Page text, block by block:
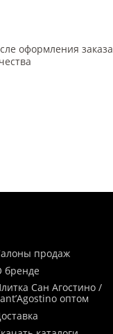
оформления заказа
продаж
бренде
Сан Агостино /
оптом